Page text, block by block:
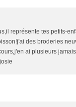
représente tes petits-
des broderies
ai plusieurs